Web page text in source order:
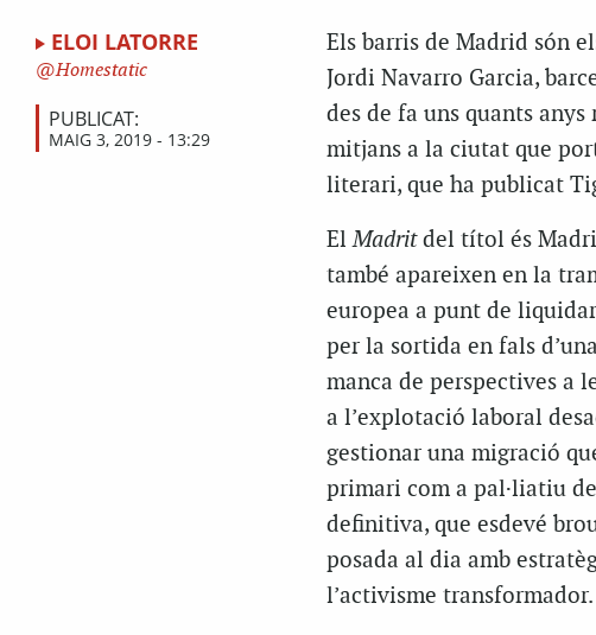
ELOI LATORRE
Homestatic
PUBLICAT:
MAIG 3, 2019 - 13:29
Els barris de Madrid són
Jordi Navarro Garcia,
des de fa uns quants
mitjans a la ciutat que
literari, que ha publicat
ElMadritdel títol és
també apareixen en la
europea a punt de
per la sortida en fals
manca de perspectives a
a l’explotació laboral
gestionar una migració
primari com a pal·liatiu
definitiva, que esdevé
posada al dia amb
l’activisme transformador.